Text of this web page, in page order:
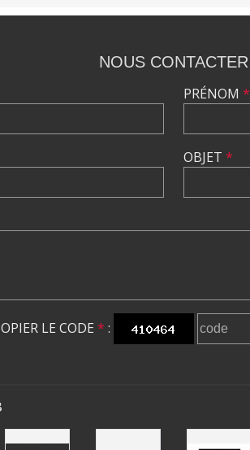
NOUS CONTACTER
PRÉNOM *
OBJET *
LE CODE * :